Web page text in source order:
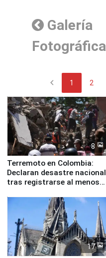
Galería
Fotográfica
chevron_left 1 2
8
Terremoto en Colombia:
Declaran desastre nacional
tras registrarse al menos
17